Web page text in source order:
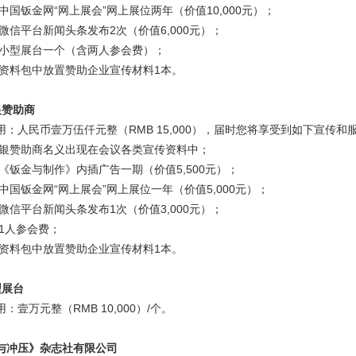
国钣金网“网上展会”网上展位两年（价值10,000元）；
信平台新闻头条发布2次（价值6,000元）；
型展台一个（含两人参会费）；
料包中放置赞助企业宣传材料1本。
赞助商
：人民币壹万伍仟元整（RMB 15,000），届时您将享受到如下宣传和
赞助商名义出现在会议各类宣传资料中；
钣金与制作》内插广告一期（价值5,500元）；
国钣金网“网上展会”网上展位一年（价值5,000元）；
信平台新闻头条发布1 次（价值3,000元）；
人参会费；
料包中放置赞助企业宣传材料1本。
台
：壹万元整（RMB 10,000） /个。
冲压》杂志社有限公司